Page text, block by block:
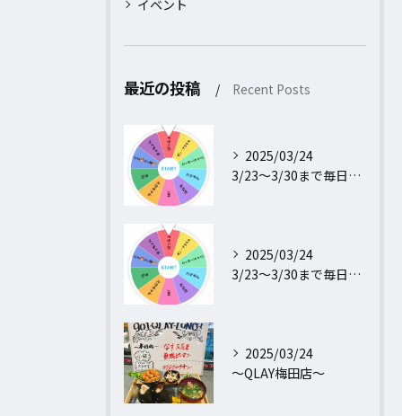
イベント
最近の投稿 Recent Posts
2025/03/24
3/23〜3/30まで毎日行われるフォロー＆リポストキャンペ...
2025/03/24
3/23〜3/30まで毎日行われるフォロー＆リポストキャンペ...
2025/03/24
〜QLAY梅田店〜